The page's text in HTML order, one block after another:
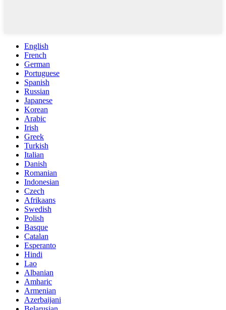
English
French
German
Portuguese
Spanish
Russian
Japanese
Korean
Arabic
Irish
Greek
Turkish
Italian
Danish
Romanian
Indonesian
Czech
Afrikaans
Swedish
Polish
Basque
Catalan
Esperanto
Hindi
Lao
Albanian
Amharic
Armenian
Azerbaijani